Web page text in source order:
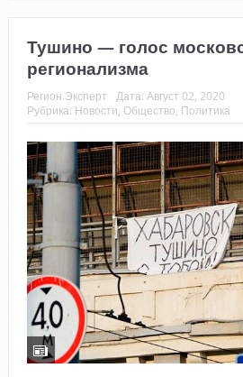
Тушино — голос
регионализма
Регион.Эксперт Дата: Август 02, 2020
Рубрика: Новости, Общество, Политика